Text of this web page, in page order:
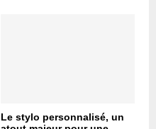
Le stylo personnalisé, un